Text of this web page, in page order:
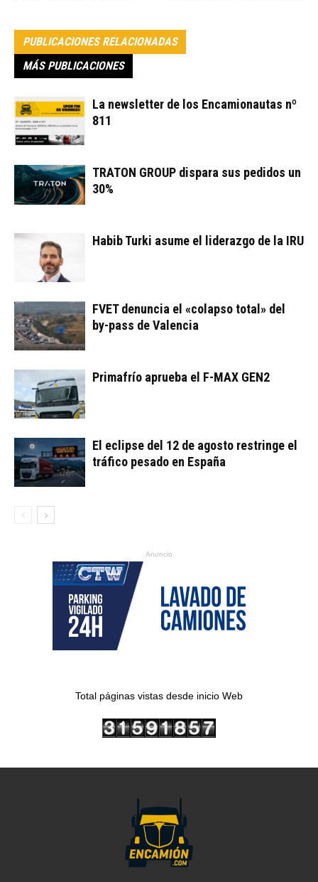
PUBLICACIONES RELACIONADAS
MÁS PUBLICACIONES
La newsletter de los Encamionautas nº
811
TRATON GROUP dispara sus pedidos un
30%
Habib Turki asume el liderazgo de la IRU
FVET denuncia el «colapso total» del
by-pass de Valencia
Primafrío aprueba el F-MAX GEN2
El eclipse del 12 de agosto restringe el
tráfico pesado en España
Anuncio
Total páginas vistas desde inicio Web